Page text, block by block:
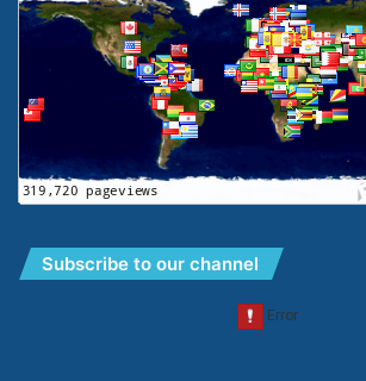
Subscribe to our channel